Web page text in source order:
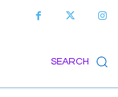
SEARCH